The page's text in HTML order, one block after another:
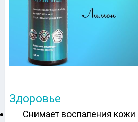
Здоровье
Снимает воспаления кожи